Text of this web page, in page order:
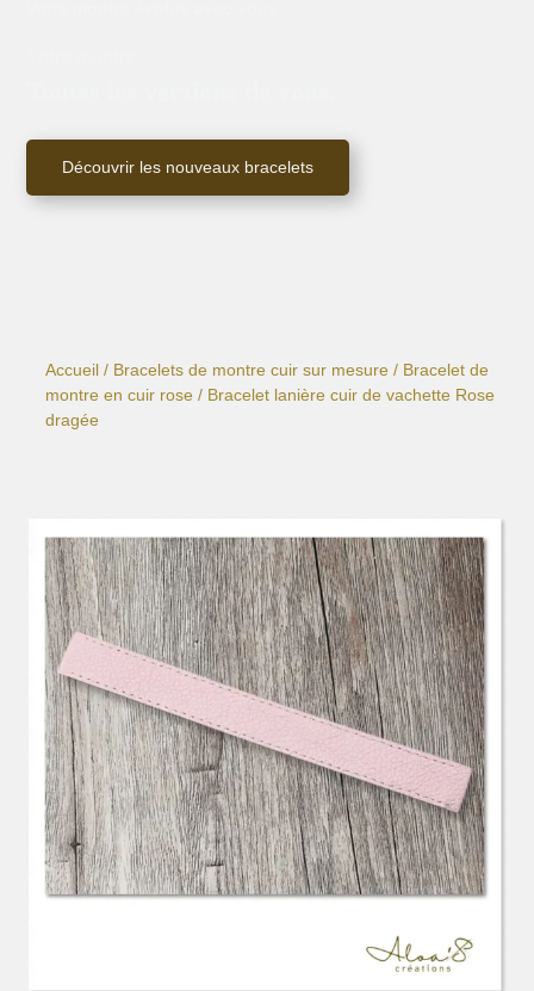
Découvrir les nouveaux bracelets
Accueil / Bracelets de montre cuir sur mesure / Bracelet de
montre en cuir rose / Bracelet lanière cuir de vachette Rose
dragée